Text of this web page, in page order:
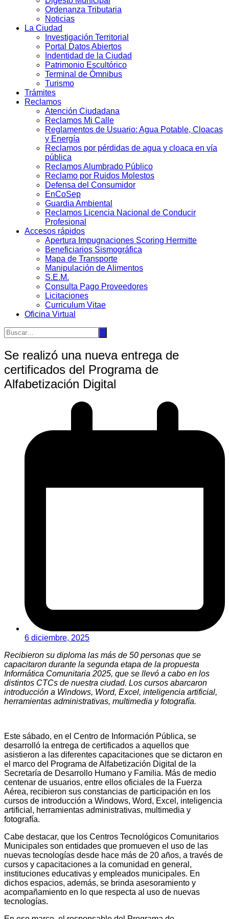
Ordenanza Tributaria
Noticias
La Ciudad
Investigación Territorial
Portal Datos Abiertos
Indentidad de la Ciudad
Patrimonio Escultórico
Terminal de Ómnibus
Turismo
Trámites
Reclamos
Atención Ciudadana
Reclamos Mi Calle
Reglamentos de Usuario: Agua Potable, Cloacas
y Energía
Reclamos por pérdidas de agua y cloaca en vía
pública
Reclamos Alumbrado Público
Reclamo por Ruidos Molestos
Defensa del Consumidor
EnCoSep
Guardia Ambiental
Reclamos Licencia Nacional de Conducir
Profesional
Accesos rápidos
Apertura Impugnaciones Scoring Hermitte
Beneficiarios Sismográfica
Mapa de Transporte
Manipulación de Alimentos
S.E.M.
Consulta Pago Proveedores
Licitaciones
Curriculum Vitae
Oficina Virtual
Se realizó una nueva entrega de
certificados del Programa de
Alfabetización Digital
6 diciembre, 2025
Recibieron su diploma las más de 50 personas que se
capacitaron durante la segunda etapa de la propuesta
Informática Comunitaria 2025, que se llevó a cabo en los
distintos CTCs de nuestra ciudad. Los cursos abarcaron
introducción a Windows, Word, Excel, inteligencia artificial,
herramientas administrativas, multimedia y fotografía.
Este sábado, en el Centro de Información Pública, se
desarrolló la entrega de certificados a aquellos que
asistieron a las diferentes capacitaciones que se dictaron en
el marco del Programa de Alfabetización Digital de la
Secretaría de Desarrollo Humano y Familia. Más de medio
centenar de usuarios, entre ellos oficiales de la Fuerza
Aérea, recibieron sus constancias de participación en los
cursos de introducción a Windows, Word, Excel, inteligencia
artificial, herramientas administrativas, multimedia y
fotografía.
Cabe destacar, que los Centros Tecnológicos Comunitarios
Municipales son entidades que promueven el uso de las
nuevas tecnologías desde hace más de 20 años, a través de
cursos y capacitaciones a la comunidad en general,
instituciones educativas y empleados municipales. En
dichos espacios, además, se brinda asesoramiento y
acompañamiento en lo que respecta al uso de nuevas
tecnologías.